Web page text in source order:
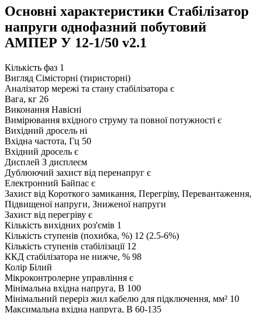
Основні характеристики Стабілізатор
напруги однофазний побутовий
АМПЕР У 12-1/50 v2.1
Кількість фаз 1
Вигляд Сімісторні (тиристорні)
Аналізатор мережі та стану стабілізатора є
Вага, кг 26
Виконання Навісні
Вимірювання вхідного струму та повної потужності є
Вихідний дросель ні
Вхідна частота, Гц 50
Вхідний дросель є
Дисплей З дисплеєм
Дублюючий захист від перенапруг є
Електронний Байпас є
Захист від Короткого замикання, Перегріву, Перевантаження,
Підвищеної напруги, Зниженої напруги
Захист від перегріву є
Кількість вихідних роз'ємів 1
Кількість ступенів (похибка, %) 12 (2.5-6%)
Кількість ступенів стабілізації 12
ККД стабілізатора не нижче, % 98
Колір Білий
Мікроконтролерне управління є
Мінімальна вхідна напруга, В 100
Мінімальний переріз жил кабелю для підключення, мм² 10
Максимальна вхідна напруга, В 60-135